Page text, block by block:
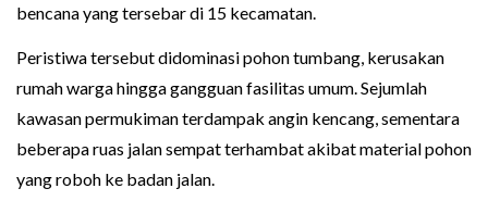
bencana yang tersebar di 15 kecamatan.
Peristiwa tersebut didominasi pohon tumbang, kerusakan
rumah warga hingga gangguan fasilitas umum. Sejumlah
kawasan permukiman terdampak angin kencang, sementara
beberapa ruas jalan sempat terhambat akibat material pohon
yang roboh ke badan jalan.